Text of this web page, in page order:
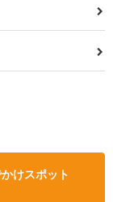
けスポット